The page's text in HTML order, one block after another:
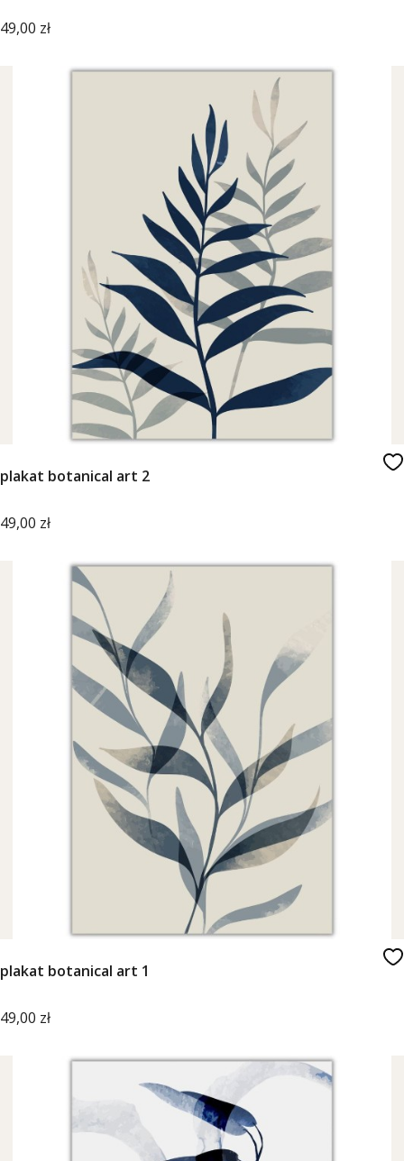
Cena
49,00 zł
plakat botanical art 2
Cena
49,00 zł
plakat botanical art 1
Cena
49,00 zł